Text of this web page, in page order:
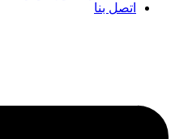
اتصل بنا